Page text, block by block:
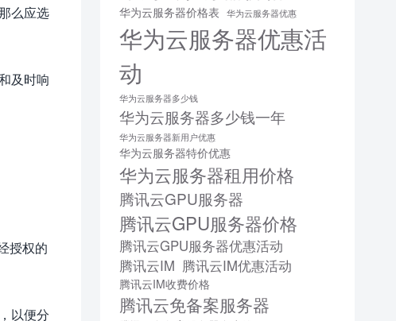
么应选
及时响
授权的
以便分
华为云服务器价格表 华为云服务器优惠
华为云服务器优惠活
动
华为云服务器多少钱
华为云服务器多少钱一年
华为云服务器新用户优惠
华为云服务器特价优惠
华为云服务器租用价格
腾讯云GPU服务器
腾讯云GPU服务器价格
腾讯云GPU服务器优惠活动
腾讯云IM 腾讯云IM优惠活动
腾讯云IM收费价格
腾讯云免备案服务器